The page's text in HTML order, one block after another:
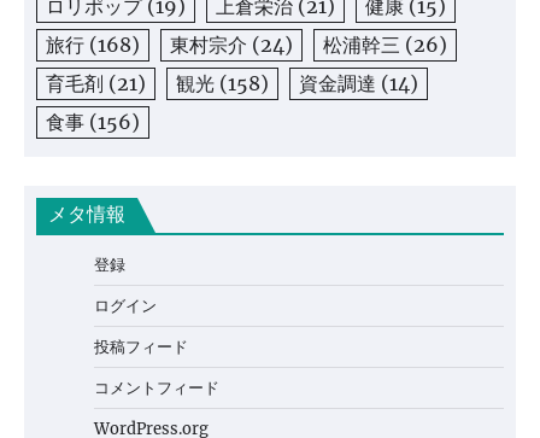
ロリポップ(19) 上倉栄治 (21) 健康 (15)
旅行 (168) 東村宗介 (24) 松浦幹三 (26)
育毛剤 (21) 観光 (158) 資金調達 (14)
食事 (156)
メタ情報
登録
ログイン
投稿フィード
コメントフィード
WordPress.org